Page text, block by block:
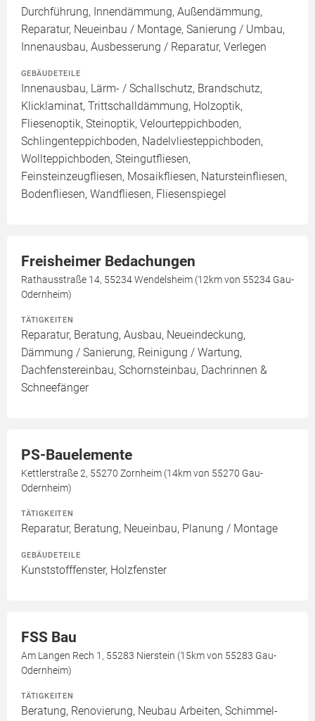
Durchführung, Innendämmung, Außendämmung,
Reparatur, Neueinbau / Montage, Sanierung / Umbau,
Innenausbau, Ausbesserung / Reparatur, Verlegen
GEBÄUDETEILE
Innenausbau, Lärm- / Schallschutz, Brandschutz,
Klicklaminat, Trittschalldämmung, Holzoptik,
Fliesenoptik, Steinoptik, Velourteppichboden,
Schlingenteppichboden, Nadelvliesteppichboden,
Wollteppichboden, Steingutfliesen,
Feinsteinzeugfliesen, Mosaikfliesen, Natursteinfliesen,
Bodenfliesen, Wandfliesen, Fliesenspiegel
Freisheimer Bedachungen
Rathausstraße 14, 55234 Wendelsheim (12km von 55234 Gau-
Odernheim)
TÄTIGKEITEN
Reparatur, Beratung, Ausbau, Neueindeckung,
Dämmung / Sanierung, Reinigung / Wartung,
Dachfenstereinbau, Schornsteinbau, Dachrinnen &
Schneefänger
PS-Bauelemente
Kettlerstraße 2, 55270 Zornheim (14km von 55270 Gau-
Odernheim)
TÄTIGKEITEN
Reparatur, Beratung, Neueinbau, Planung / Montage
GEBÄUDETEILE
Kunststofffenster, Holzfenster
FSS Bau
Am Langen Rech 1, 55283 Nierstein (15km von 55283 Gau-
Odernheim)
TÄTIGKEITEN
Beratung, Renovierung, Neubau Arbeiten, Schimmel-